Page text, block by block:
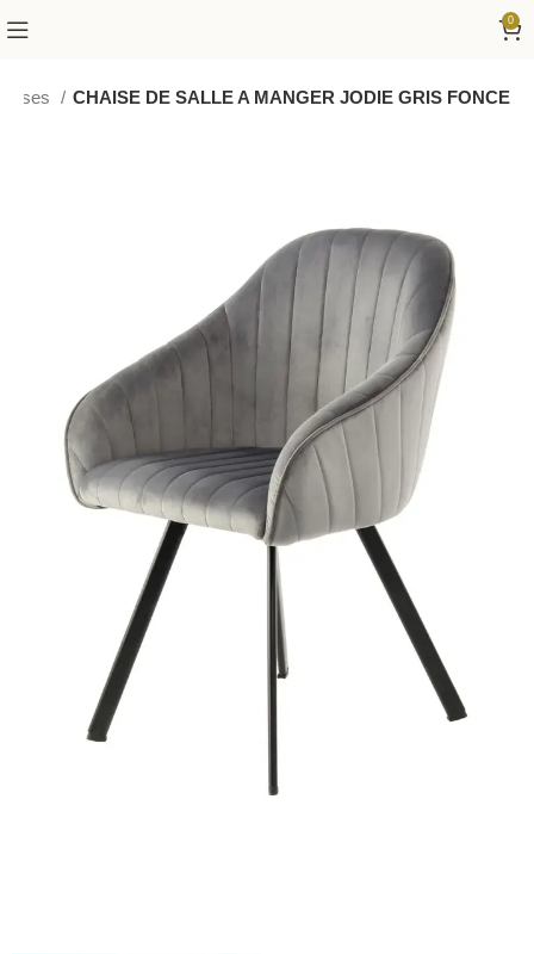
0
CHAISE DE SALLE A MANGER JODIE GRIS FONCE